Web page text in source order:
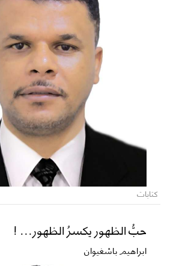
كتابات
حبُّ الظهور يكسرُ الظهور... !
ابراهيم باشغيوان